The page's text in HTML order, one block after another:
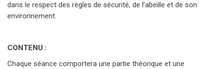
dans le respect des règles de sécurité, de l’abeille et de son
environnement.
CONTENU :
Chaque séance comportera une partie théorique et une